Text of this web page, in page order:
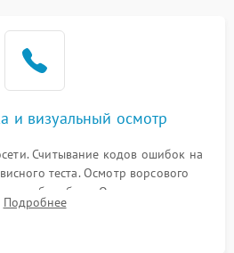
и визуальный осмотр
Считывание кодов ошибок на
теста. Осмотр ворсового
и барабана. Опрос клиента о
не крутит барабан, сильно шумит
Подробнее